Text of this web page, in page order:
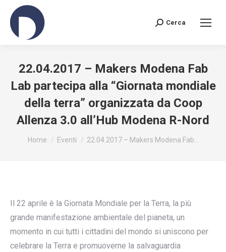
Search:
Cerca
22.04.2017 – Makers Modena Fab
Lab partecipa alla “Giornata mondiale
della terra” organizzata da Coop
Allenza 3.0 all’Hub Modena R-Nord
You are here:
Home Eventi 22.04.2017 – Makers Modena Fab…
Il 22 aprile è la Giornata Mondiale per la Terra, la più
grande manifestazione ambientale del pianeta, un
momento in cui tutti i cittadini del mondo si uniscono per
celebrare la Terra e promuoverne la salvaguardia